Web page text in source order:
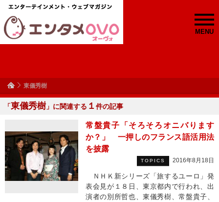
MENU
東儀秀樹
「東儀秀樹」に関連する １ 件の記事
常盤貴子「そろそろオニバります
か？」 一押しのフランス語活用法
を披露
TOPICS 2016年8月18日
ＮＨＫ新シリーズ「旅するユーロ」発
表会見が１８日、東京都内で行われ、出
演者の別所哲也、東儀秀樹、常盤貴子、